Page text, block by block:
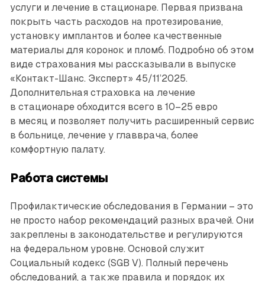
услуги и лечение в стационаре. Первая призвана
покрыть часть расходов на протезирование,
установку имплантов и более качественные
материалы для коронок и пломб. Подробно об этом
виде страхования мы рассказывали в выпуске
«Контакт-Шанс. Эксперт» 45/11’2025.
Дополнительная страховка на лечение
в стационаре обходится всего в 10–25 евро
в месяц и позволяет получить расширенный сервис
в больнице, лечение у главврача, более
комфортную палату.
Работа системы
Профилактические обследования в Германии – это
не просто набор рекомендаций разных врачей. Они
закреплены в законодательстве и регулируются
на федеральном уровне. Основой служит
Социальный кодекс (SGB V). Полный перечень
обследований, а также правила и порядок их